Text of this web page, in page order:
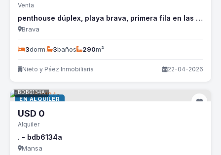
Venta
penthouse dúplex, playa brava, primera fila en las primeras paradas, con toda la vista - nyp544a
Brava
3dorm. 3baños 290m²
Nieto y Páez Inmobiliaria 22-04-2026
EN ALQUILER
BDB6134A
USD 0
Alquiler
. - bdb6134a
Mansa